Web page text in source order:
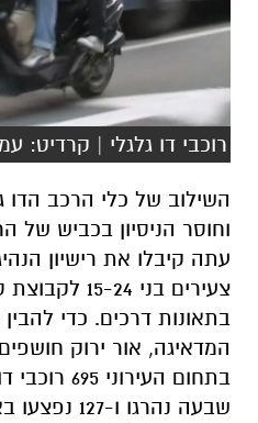
רוכבי דו גלגלי | קרדיט:
השילוב של כלי הרכב הדו
וחוסר הניסיון בכביש של
עתה קיבלו את רישיון
צעירים בני
בתאונות דרכים. כדי
בתחום
שבעה